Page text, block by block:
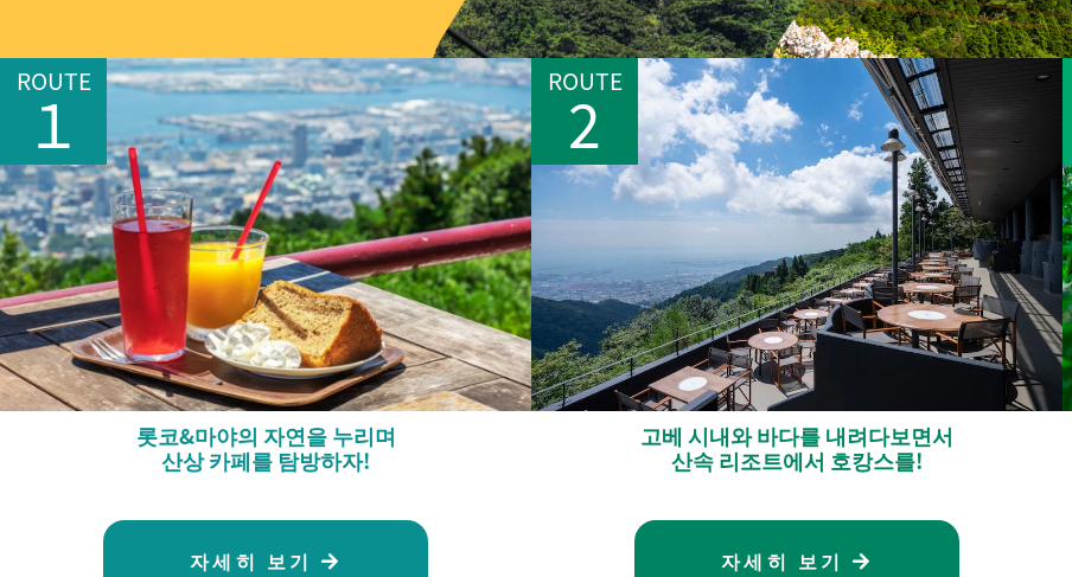
ROUTE
１
롯코&마야의 자연을 누리며
산상 카페를 탐방하자!
자세히 보기
ROUTE
2
고베 시내와 바다를 내려다보면서
산속 리조트에서 호캉스를!
자세히 보기